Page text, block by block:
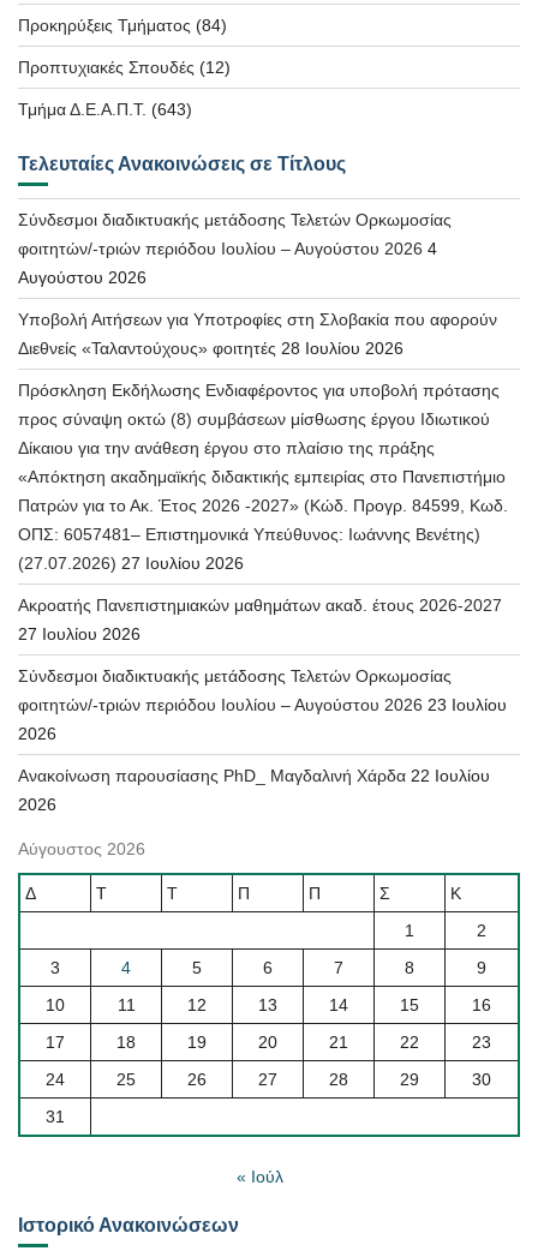
Προκηρύξεις Τμήματος (84)
Προπτυχιακές Σπουδές (12)
Τμήμα Δ.Ε.Α.Π.Τ. (643)
Τελευταίες Ανακοινώσεις σε Τίτλους
Σύνδεσμοι διαδικτυακής μετάδοσης Τελετών Ορκωμοσίας
φοιτητών/-τριών περιόδου Ιουλίου – Αυγούστου 2026 4
Αυγούστου 2026
Υποβολή Αιτήσεων για Υποτροφίες στη Σλοβακία που αφορούν
Διεθνείς «Ταλαντούχους» φοιτητές 28 Ιουλίου 2026
Πρόσκληση Εκδήλωσης Ενδιαφέροντος για υποβολή πρότασης
προς σύναψη οκτώ (8) συμβάσεων μίσθωσης έργου Ιδιωτικού
Δίκαιου για την ανάθεση έργου στο πλαίσιο της πράξης
«Απόκτηση ακαδημαϊκής διδακτικής εμπειρίας στο Πανεπιστήμιο
Πατρών για το Ακ. Έτος 2026 -2027» (Κώδ. Προγρ. 84599, Κωδ.
ΟΠΣ: 6057481– Επιστημονικά Υπεύθυνος: Ιωάννης Βενέτης)
(27.07.2026) 27 Ιουλίου 2026
Ακροατής Πανεπιστημιακών μαθημάτων ακαδ. έτους 2026-2027
27 Ιουλίου 2026
Σύνδεσμοι διαδικτυακής μετάδοσης Τελετών Ορκωμοσίας
φοιτητών/-τριών περιόδου Ιουλίου – Αυγούστου 2026 23 Ιουλίου
2026
Ανακοίνωση παρουσίασης PhD_ Μαγδαλινή Χάρδα 22 Ιουλίου
2026
Αύγουστος 2026
Δ Τ Τ Π Π Σ
Κ
1
2
3
4 5 6 7 8
9
10
11 12 13 14 15
16
17
18 19 20 21 22
23
24
25 26 27 28 29
30
31
« Ιούλ
Ιστορικό Ανακοινώσεων